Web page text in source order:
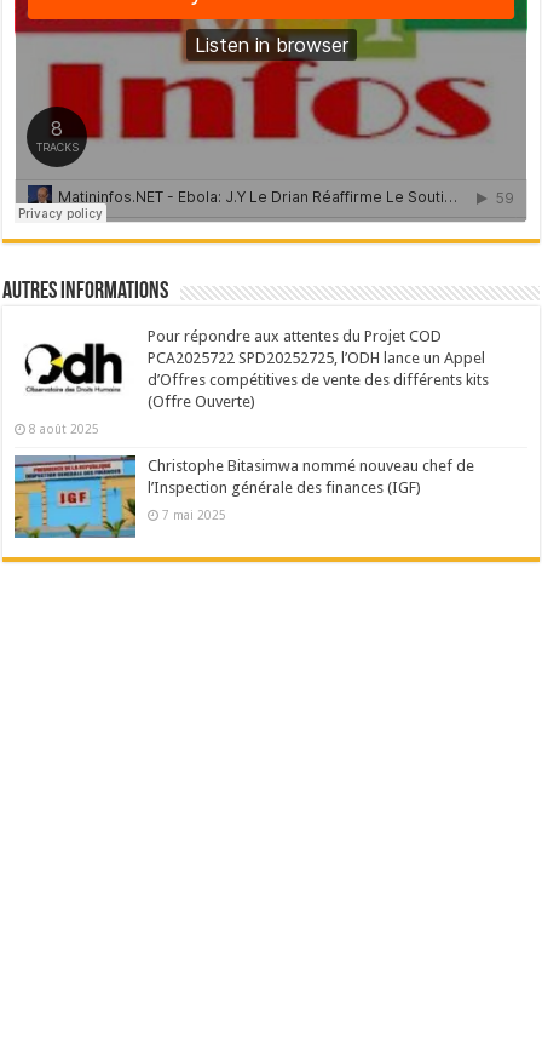
Autres Informations
Pour répondre aux attentes du Projet COD
PCA2025722 SPD20252725, l’ODH lance un Appel
d’Offres compétitives de vente des différents kits
(Offre Ouverte)
8 août 2025
Christophe Bitasimwa nommé nouveau chef de
l’Inspection générale des finances (IGF)
7 mai 2025